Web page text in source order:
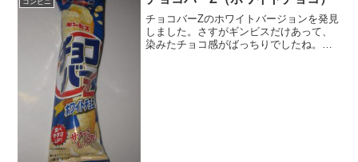
チョコバーZのホワイトバージョンを発見
しました。さすがギンビスだけあって、
染みたチョコ感がばっちりでしたね。冬